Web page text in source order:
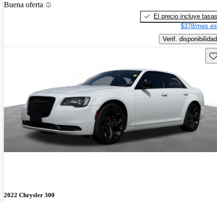
Buena oferta
El precio incluye tasas
$378/mes
Verif. disponibilidad
2022 Chrysler 300